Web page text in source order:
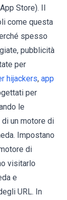
Store). Il
come questa
spesso
pubblicità
per
hijackers, app
per
le
un motore di
Impostano
di
visitarlo
e
URL. In